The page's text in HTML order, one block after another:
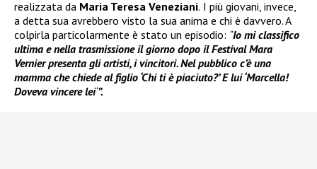
realizzata da Maria Teresa Veneziani. I più giovani, invece,
a detta sua avrebbero visto la sua anima e chi è davvero. A
colpirla particolarmente è stato un episodio: “Io mi classifico
ultima e nella trasmissione il giorno dopo il Festival Mara
Vernier presenta gli artisti, i vincitori. Nel pubblico c’è una
mamma che chiede al figlio ‘Chi ti è piaciuto?’ E lui ‘Marcella!
Doveva vincere lei‘”.